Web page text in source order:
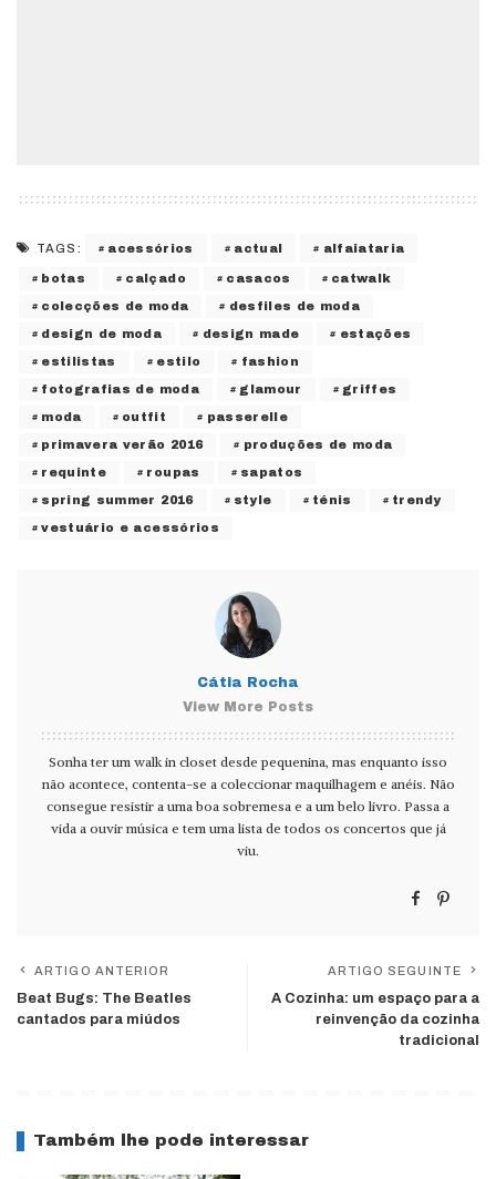
TAGS: acessórios actual alfaiataria
botas calçado casacos catwalk
colecções de moda desfiles de moda
design de moda design made estações
estilistas estilo fashion
fotografias de moda glamour griffes
moda outfit passerelle
primavera verão 2016 produções de moda
requinte roupas sapatos
spring summer 2016 style ténis trendy
vestuário e acessórios
Cátia Rocha
View More Posts
Sonha ter um walk in closet desde pequenina, mas enquanto isso
não acontece, contenta-se a coleccionar maquilhagem e anéis. Não
consegue resistir a uma boa sobremesa e a um belo livro. Passa a
vida a ouvir música e tem uma lista de todos os concertos que já
viu.
ARTIGO ANTERIOR
Beat Bugs: The Beatles
cantados para miúdos
ARTIGO SEGUINTE
A Cozinha: um espaço para a
reinvenção da cozinha
tradicional
Também lhe pode interessar